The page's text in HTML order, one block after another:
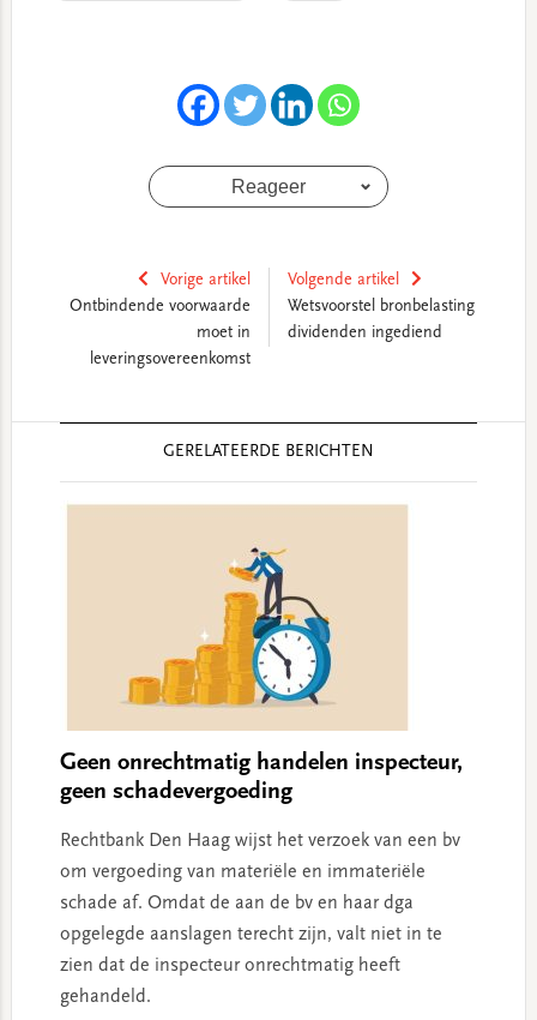
Reageer
Vorige artikel
Ontbindende voorwaarde
moet in
leveringsovereenkomst
Volgende artikel
Wetsvoorstel bronbelasting
dividenden ingediend
GERELATEERDE BERICHTEN
Geen onrechtmatig handelen inspecteur,
geen schadevergoeding
Rechtbank Den Haag wijst het verzoek van een bv
om vergoeding van materiële en immateriële
schade af. Omdat de aan de bv en haar dga
opgelegde aanslagen terecht zijn, valt niet in te
zien dat de inspecteur onrechtmatig heeft
gehandeld.